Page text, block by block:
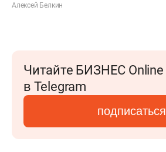
Алексей Белкин
Читайте БИЗНЕС Online
в Telegram
подписаться